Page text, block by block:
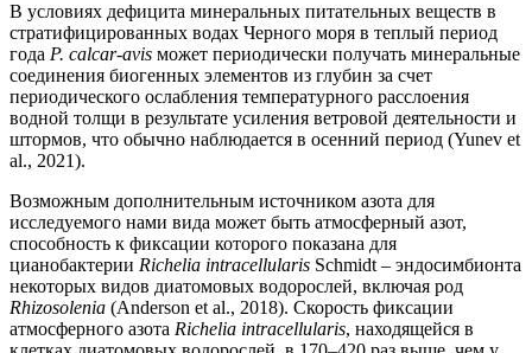
В условиях дефицита минеральных питательных веществ в
стратифицированных водах Черного моря в теплый период
года P. calcar-avis может периодически получать минеральные
соединения биогенных элементов из глубин за счет
периодического ослабления температурного расслоения
водной толщи в результате усиления ветровой деятельности и
штормов, что обычно наблюдается в осенний период (Yunev et
al., 2021).
Возможным дополнительным источником азота для
исследуемого нами вида может быть атмосферный азот,
способность к фиксации которого показана для
цианобактерии Richelia intracellularis Schmidt – эндосимбионта
некоторых видов диатомовых водорослей, включая род
Rhizosolenia (Anderson et al., 2018). Скорость фиксации
атмосферного азота Richelia intracellularis, находящейся в